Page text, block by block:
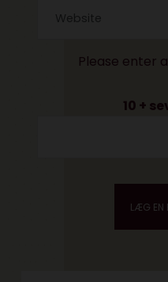
Please enter
10 +